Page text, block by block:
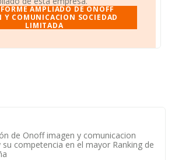
AMPLIADO DE ONOFF
Y COMUNICACION SOCIEDAD
LIMITADA
de Onoff imagen y comunicacion
competencia en el mayor Ranking de